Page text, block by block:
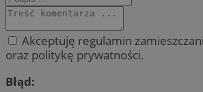
Akceptuję regulamin
oraz politykę prywatności.
Błąd: